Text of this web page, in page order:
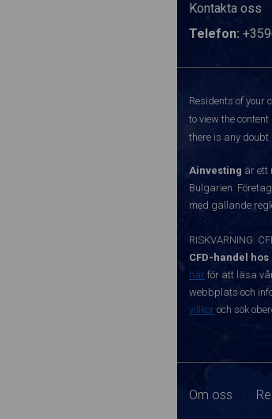
Kontakta oss
Telefon:
Residents of your
to view the
there is any doubt
Ainvesting är ett
Bulgarien.
med gällande
RISKVARNING:
CFD-handel
här för att läsa
webbplats och
villkor och sök
Om oss